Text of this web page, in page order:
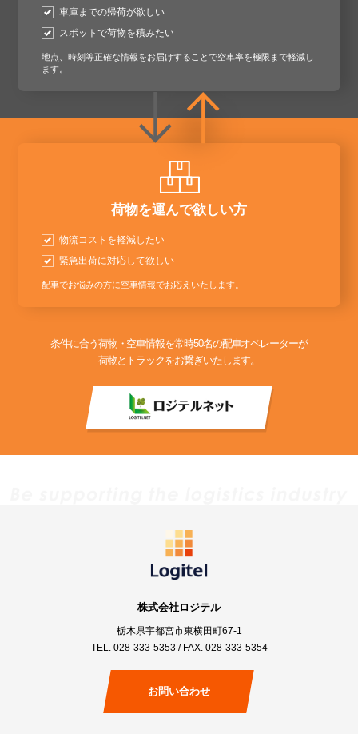
車庫までの帰荷が欲しい
スポットで荷物を積みたい
地点、時刻等正確な情報をお届けすることで空車率を極限まで軽減し
ます。
荷物を運んで欲しい方
物流コストを軽減したい
緊急出荷に対応して欲しい
配車でお悩みの方に空車情報でお応えいたします。
条件に合う荷物・空車情報を常時50名の配車オペレーターが
荷物とトラックをお繋ぎいたします。
株式会社ロジテル
栃木県宇都宮市東横田町67-1
TEL. 028-333-5353 / FAX. 028-333-5354
お問い合わせ